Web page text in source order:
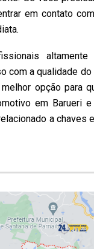
em contato
altamente
com a qualidade
opção para
em Barueri
a chaves